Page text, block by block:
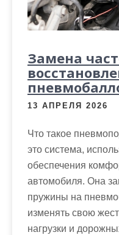
Замена
13 АПРЕЛЯ 2026
Что такое
это система,
обеспечения
автомобиля. Она
пружины на
изменять свою
нагрузки и